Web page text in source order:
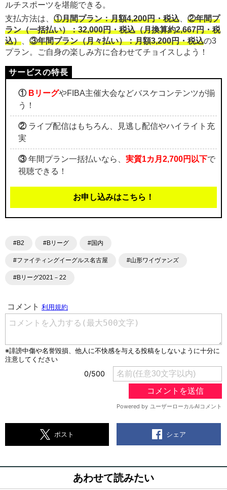
ルチスポーツを堪能できる。
支払方法は、 ①月間プラン：月額4,200円・税込
②年間プ
ラン（一括払い）：32,000円・税込（月換算約2,667円・税
込）
③年間プラン（月々払い）：月額3,200円・税込の3
プラン。ご自身の楽しみ方に合わせてチョイスしよう！
① BリーグやFIBA主催大会などバスケコンテンツが揃
う！
②ライブ配信はもちろん、見逃し配信やハイライト充
実
③年間プラン一括払いなら、 実質1カ月2,700円以下で
視聴できる！
お申し込みはこちら！
#B2 #Bリーグ #国内
#ファイティングイーグルス名古屋 #山形ワイヴァンズ
#Bリーグ2021－22
ポスト シェア
あわせて読みたい